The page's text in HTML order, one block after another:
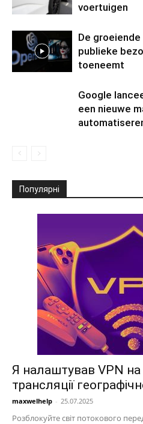
voertuigen
De
publieke
toeneemt
Google
een nieuwe
Популярні
Я налаштував VPN
трансляції
maxwelhelp - 25.07.2025
Розблокуйте світ потокового